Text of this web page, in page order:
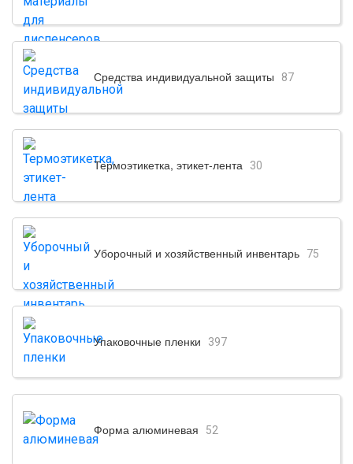
Средства индивидуальной защиты 87
Термоэтикетка, этикет-лента 30
Уборочный и хозяйственный инвентарь 75
Упаковочные пленки 397
Форма алюминевая 52